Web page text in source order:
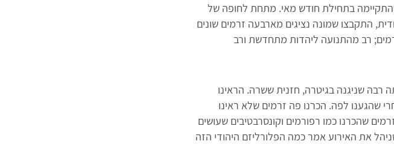
בתחילת חודש מאי. מתחת לחופה של
התקבצו שמונה נציגים מארבעה זרמים שונים
רפורמים; רב מהתנועה ליהדות מתחדשת ורב
רבה שניגנה בגיטרה, חזנית ששרה. הראינו
שהגענו לפה. הכרנו פה זרמים שלא ראינו
שהכרנו כמו רפורמים וקונסרבטיבים שעושים
את האירוע אמר כמה הפלורליזם היהודי הזה